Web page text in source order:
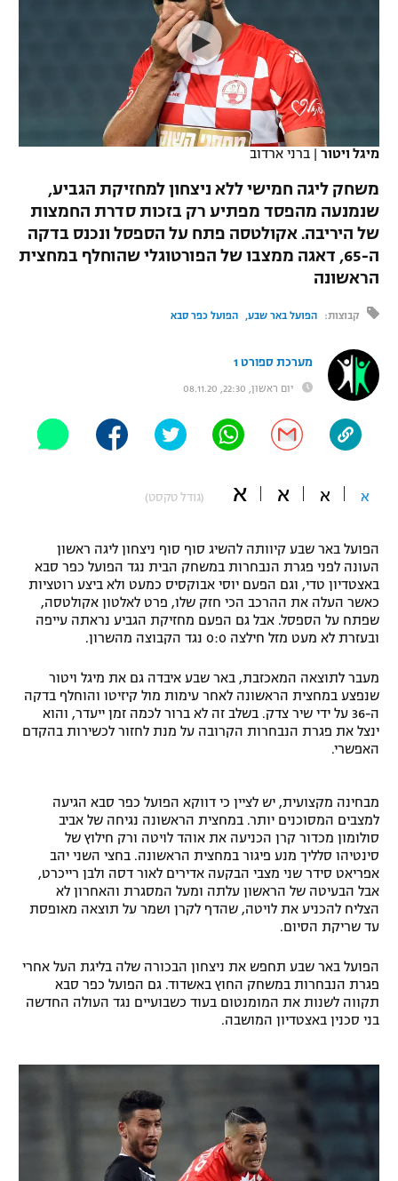
רץ ברשת
תוצאות
לוח שידורים
"מעל הליגה" – פודקאסט
"מחצית בשכונה" – פודקאסט
משתתפים וזוכים בפרסים
תקנון עבור פעילות ספורט 1 – "מרלן"
טניס
גיימינג E-Sports
מדיניות פרטיות
רשיון להקרנה פומבית לבית עסק
הצטרפות לחבילת הערוצים
לוח דרושים – ג'ובנט
המגזין
מכבי חיפה
בית"ר ירושלים
מכבי תל אביב
הפועל תל אביב
הפועל חיפה
הפועל באר שבע
מכבי נתניה
בני יהודה
ליגה איטלקית
ליגה צרפתית
ליגה טורקית
ליגה סינית
מכבי תל אביב
הפועל חולון
הפועל ירושלים
דני אבדיה
ג'ודו
אגרוף
ספורט אולימפי
UFC
היאבקות WWE
אופניים
פוטבול אמריקאי NFL
בייסבול MLB
אומנויות לחימה
גיימינג E-Sports
מיגל ויטור | ברני ארדוב
משחק ליגה חמישי ללא ניצחון למחזיקת הגביע,
שנמנעה מהפסד מפתיע רק בזכות סדרת החמצות
של היריבה. אקולטסה פתח על הספסל ונכנס בדקה
ה-65, דאגה ממצבו של הפורטוגלי שהוחלף במחצית
הראשונה
קבוצות: הפועל באר שבע הפועל כפר סבא
מערכת ספורט 1
יום ראשון, 22:30, 08.11.20
א א א א (גודל טקסט)
הפועל באר שבע קיוותה להשיג סוף סוף ניצחון ליגה ראשון
העונה לפני פגרת הנבחרות במשחק הבית נגד הפועל כפר סבא
באצטדיון טדי, וגם הפעם יוסי אבוקסיס כמעט ולא ביצע רוטציות
כאשר העלה את ההרכב הכי חזק שלו, פרט לאלטון אקולטסה,
שפתח על הספסל. אבל גם הפעם מחזיקת הגביע נראתה עייפה
ובעזרת לא מעט מזל חילצה 0:0 נגד הקבוצה מהשרון.
מעבר לתוצאה המאכזבת, באר שבע איבדה גם את מיגל ויטור
שנפצע במחצית הראשונה לאחר עימות מול קיזיטו והוחלף בדקה
ה-36 על ידי שיר צדק. בשלב זה לא ברור לכמה זמן ייעדר, והוא
ינצל את פגרת הנבחרות הקרובה על מנת לחזור לכשירות בהקדם
האפשרי.
מבחינה מקצועית, יש לציין כי דווקא הפועל כפר סבא הגיעה
למצבים המסוכנים יותר. במחצית הראשונה נגיחה של אביב
סולומון מכדור קרן הכניעה את אוהד לויטה ורק חילוץ של
סינטיהו סלליך מנע פיגור במחצית הראשונה. בחצי השני יהב
אפריאט סידר שני מצבי הבקעה אדירים לאור דסה ולבן רייכרט,
אבל הבעיטה של הראשון עלתה ומעל המסגרת והאחרון לא
הצליח להכניע את לויטה, שהדף לקרן ושמר על תוצאה מאופסת
עד שריקת הסיום.
הפועל באר שבע תחפש את ניצחון הבכורה שלה בליגת העל אחרי
פגרת הנבחרות במשחק החוץ באשדוד. גם הפועל כפר סבא
תקווה לשנות את המומנטום בעוד כשבועיים נגד העולה החדשה
בני סכנין באצטדיון המושבה.